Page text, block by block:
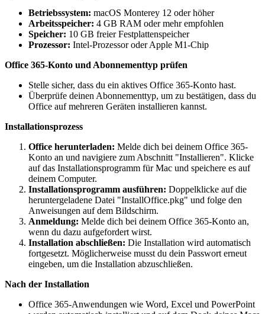
Betriebssystem: macOS Monterey 12 oder höher
Arbeitsspeicher: 4 GB RAM oder mehr empfohlen
Speicher: 10 GB freier Festplattenspeicher
Prozessor: Intel-Prozessor oder Apple M1-Chip
Office 365-Konto und Abonnementtyp prüfen
Stelle sicher, dass du ein aktives Office 365-Konto hast.
Überprüfe deinen Abonnementtyp, um zu bestätigen, dass du
Office auf mehreren Geräten installieren kannst.
Installationsprozess
Office herunterladen: Melde dich bei deinem Office 365-
Konto an und navigiere zum Abschnitt "Installieren". Klicke
auf das Installationsprogramm für Mac und speichere es auf
deinem Computer.
Installationsprogramm ausführen: Doppelklicke auf die
heruntergeladene Datei "InstallOffice.pkg" und folge den
Anweisungen auf dem Bildschirm.
Anmeldung: Melde dich bei deinem Office 365-Konto an,
wenn du dazu aufgefordert wirst.
Installation abschließen: Die Installation wird automatisch
fortgesetzt. Möglicherweise musst du dein Passwort erneut
eingeben, um die Installation abzuschließen.
Nach der Installation
Office 365-Anwendungen wie Word, Excel und PowerPoint